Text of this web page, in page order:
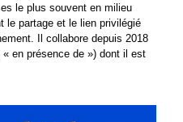
le plus souvent en milieu
le partage et le lien privilégié
Il collabore depuis 2018
en présence de ») dont il est